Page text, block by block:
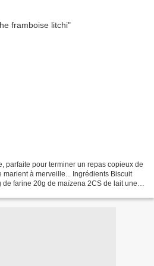
parfaite pour terminer un repas copieux de
marient à merveille... Ingrédients Biscuit
farine 20g de maïzena 2CS de lait une